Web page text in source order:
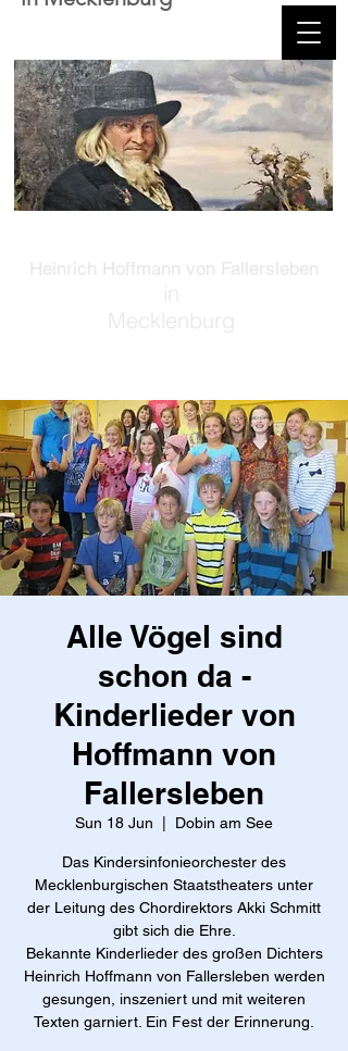
Heinrich Hoffmann von Fallersleben
in
Mecklenburg
Alle Vögel sind
schon da -
Kinderlieder von
Hoffmann von
Fallersleben
Sun 18 Jun Dobin am See
Das Kindersinfonieorchester des
Mecklenburgischen Staatstheaters unter
der Leitung des Chordirektors Akki Schmitt
gibt sich die Ehre.
Bekannte Kinderlieder des großen Dichters
Heinrich Hoffmann von Fallersleben werden
gesungen, inszeniert und mit weiteren
Texten garniert. Ein Fest der Erinnerung.